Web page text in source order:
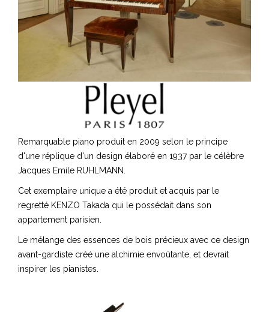
Remarquable piano produit en 2009 selon le principe
d'une réplique d'un design élaboré en 1937 par le célèbre
Jacques Emile RUHLMANN.
Cet exemplaire unique a été produit et acquis par le
regretté KENZO Takada qui le possédait dans son
appartement parisien.
Le mélange des essences de bois précieux avec ce design
avant-gardiste créé une alchimie envoûtante, et devrait
inspirer les pianistes.